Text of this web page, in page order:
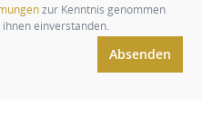
zur Kenntnis genommen
einverstanden.
Absenden